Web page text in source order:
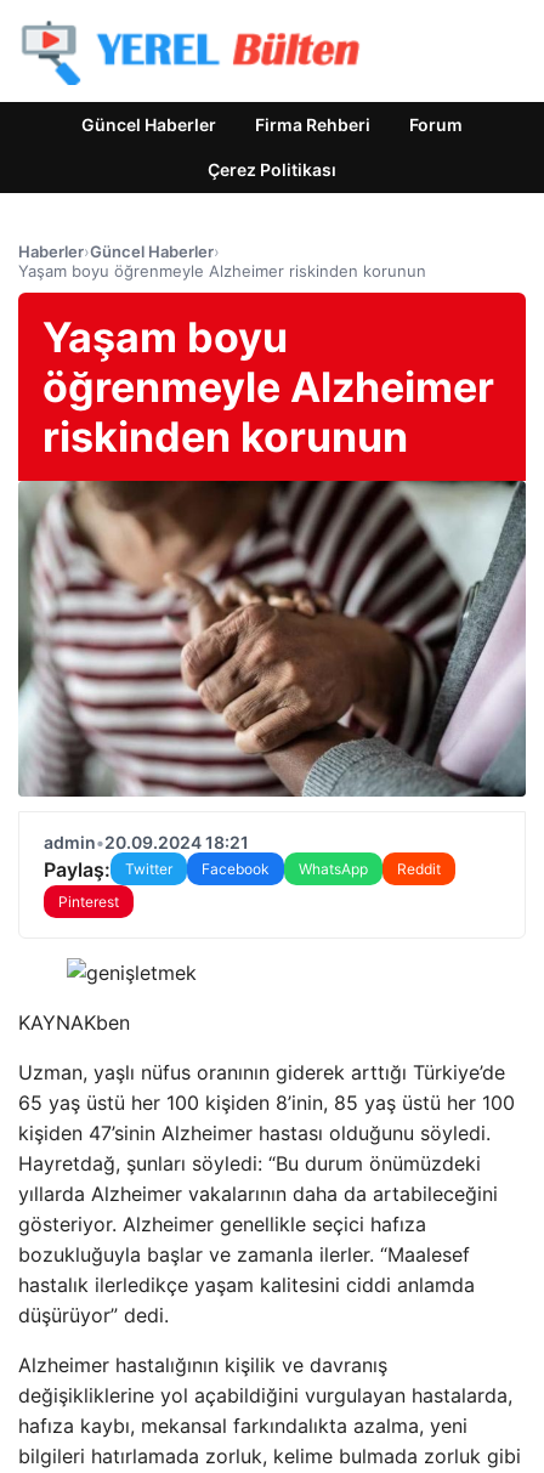
Güncel Haberler Firma Rehberi Forum
Çerez Politikası
Haberler›Güncel Haberler›
Yaşam boyu öğrenmeyle Alzheimer riskinden korunun
Yaşam boyu
öğrenmeyle Alzheimer
riskinden korunun
admin•20.09.2024 18:21
Paylaş: Twitter Facebook WhatsApp
Reddit
Pinterest
KAYNAKben
Uzman, yaşlı nüfus oranının giderek arttığı Türkiye’de
65 yaş üstü her 100 kişiden 8’inin, 85 yaş üstü her 100
kişiden 47’sinin Alzheimer hastası olduğunu söyledi.
Hayretdağ, şunları söyledi: “Bu durum önümüzdeki
yıllarda Alzheimer vakalarının daha da artabileceğini
gösteriyor. Alzheimer genellikle seçici hafıza
bozukluğuyla başlar ve zamanla ilerler. “Maalesef
hastalık ilerledikçe yaşam kalitesini ciddi anlamda
düşürüyor” dedi.
Alzheimer hastalığının kişilik ve davranış
değişikliklerine yol açabildiğini vurgulayan hastalarda,
hafıza kaybı, mekansal farkındalıkta azalma, yeni
bilgileri hatırlamada zorluk, kelime bulmada zorluk gibi